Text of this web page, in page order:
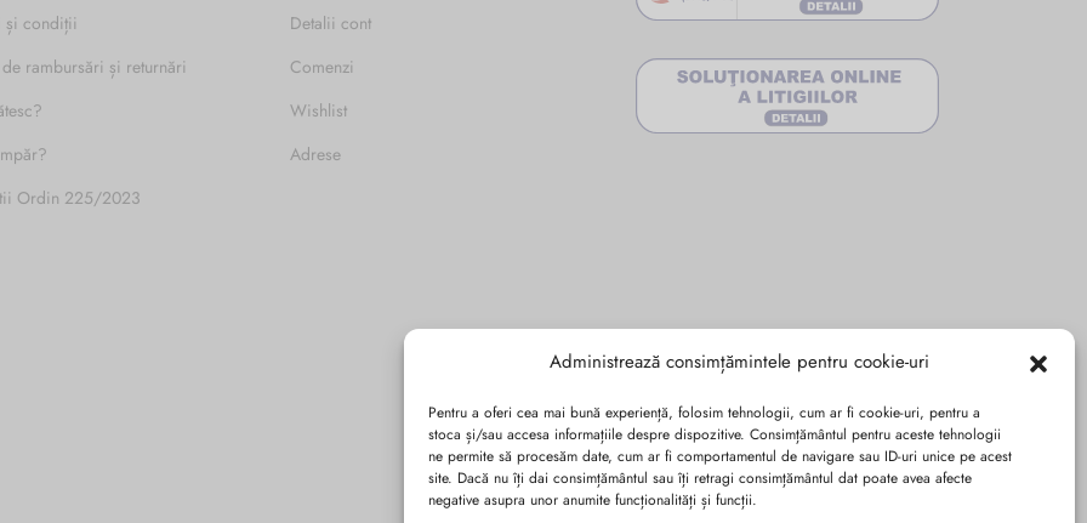
Administrează consimțămintele pentru cookie-uri
Pentru a oferi cea mai bună experiență, folosim tehnologii, cum ar fi cookie-uri, pentru a
stoca și/sau accesa informațiile despre dispozitive. Consimțământul pentru aceste tehnologii
ne permite să procesăm date, cum ar fi comportamentul de navigare sau ID-uri unice pe acest
site. Dacă nu îți dai consimțământul sau îți retragi consimțământul dat poate avea afecte
negative asupra unor anumite funcționalități și funcții.
și condiții
rambursări și returnări
Ordin 225/2023
Detalii cont
Comenzi
Wishlist
Adrese